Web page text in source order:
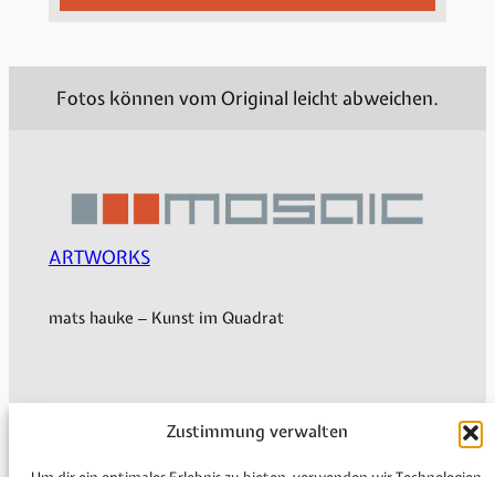
Zustimmung verwalten
Fotos können vom Original leicht abweichen.
ARTWORKS
mats hauke – Kunst im Quadrat
Mein Konto
Versand & Lieferung
Zahlungsweisen